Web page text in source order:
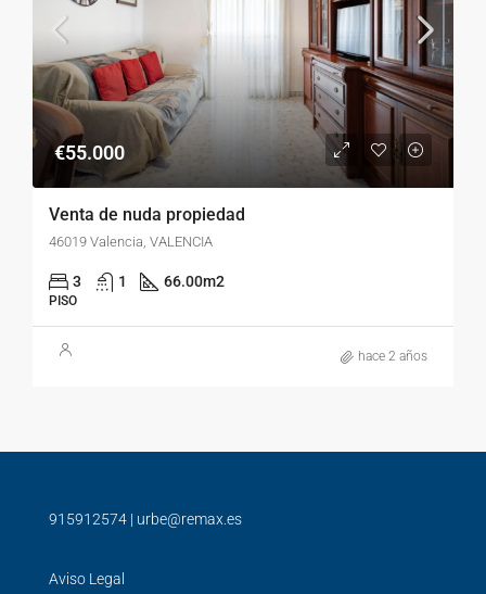
€55.000
Venta de nuda propiedad
46019 Valencia, VALENCIA
3 1 66.00m2
PISO
hace 2 años
915912574 | urbe@remax.es
Aviso Legal